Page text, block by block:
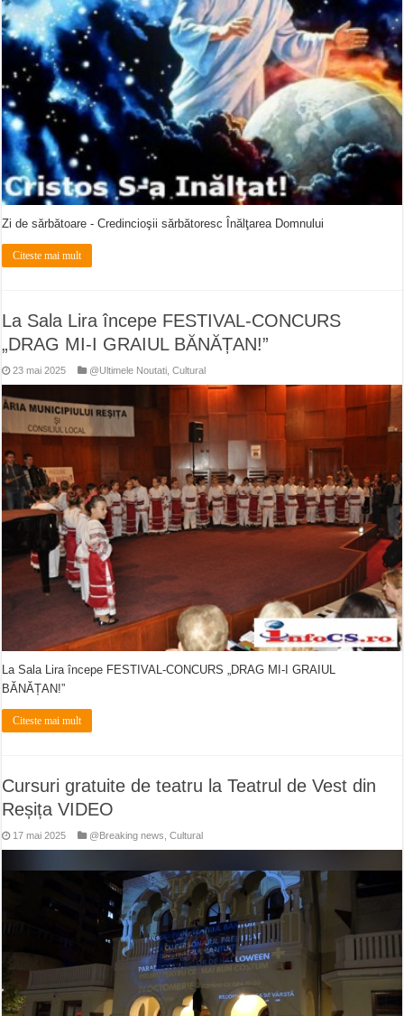
Zi de sărbătoare - Credincioşii sărbătoresc Înălţarea Domnului
Citeste mai mult
La Sala Lira începe FESTIVAL-CONCURS
„DRAG MI-I GRAIUL BĂNĂȚAN!”
23 mai 2025 @Ultimele Noutati ,Cultural
La Sala Lira începe FESTIVAL-CONCURS „DRAG MI-I GRAIUL
BĂNĂȚAN!”
Citeste mai mult
Cursuri gratuite de teatru la Teatrul de Vest din
Reșița VIDEO
17 mai 2025 @Breaking news ,Cultural